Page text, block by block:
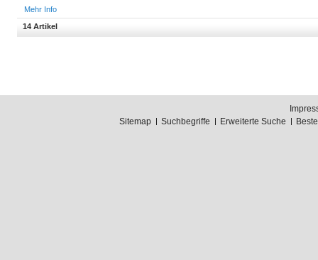
Mehr Info
14 Artikel
Sitemap
Suchbegriffe Erweiterte Suche